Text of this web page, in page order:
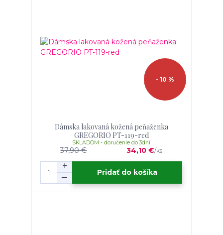
- 10 %
Dámska lakovaná kožená peňaženka
GREGORIO PT-119-red
37,90 € 34,10 €/ks
SKLADOM - doručenie do 3dní
Pridať do košíka